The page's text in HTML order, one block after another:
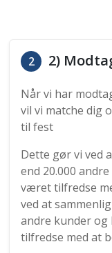
2 2)
Når vi har
vil vi matche dig
til fest
Dette gør vi ved
end 20.000
været tilfredse
ved at
andre kunder
tilfredse med at